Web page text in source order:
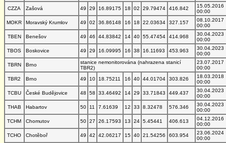
CZZA Zašová 49 29 16.89175 18 02 29.79474 416.842
15.05.2016
00:00
MOKR
Moravský Krumlov 49 02 36.86148 16 18 22.03634 327.157
08.10.2017
00:00
TBEN
Benešov 49 46 44.83842 14 40 55.47454 414.968
30.04.2023
00:00
TBOS
Boskovice 49 29 16.09995 16 38 16.11693 453.963
30.04.2023
00:00
TBRN
Brno
stanice nemonitorována (nahrazena stanicí
TBR2)
23.07.2017
00:00
TBR2
Brno 49 10 18.75211 16 40 44.01704 303.826
18.03.2018
00:00
TCBU
České Budějovice 48 58 33.46492 14 29 33.71843 449.437
30.04.2023
00:00
THAB
Habartov 50 11 7.61639 12 33 8.32478 576.346
30.04.2023
00:00
TCHM
Chomutov 50 27 26.17593 13 24 5.45441 406.613
04.12.2016
00:00
TCHO
Chotěboř 49 42 42.06217 15 40 21.54256 603.954
23.06.2024
00:00